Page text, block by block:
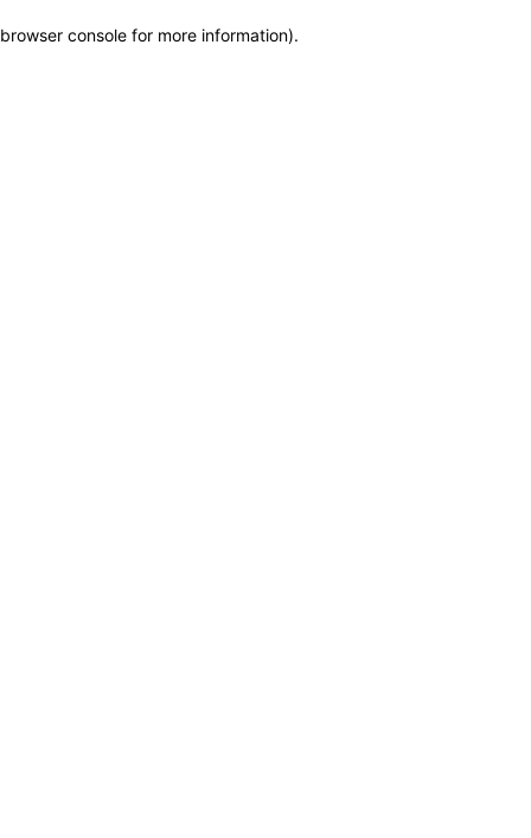
browser console for more information).